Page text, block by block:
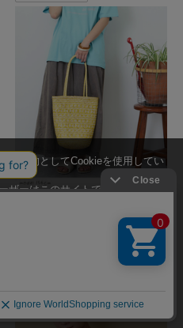
を目的としてCookieを使用してい
ザーはこのサイトでのCookieの使
」をご覧ください。